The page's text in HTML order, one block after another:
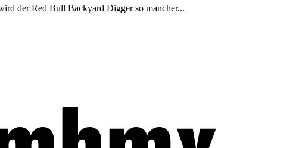
der Red Bull Backyard Digger so mancher...